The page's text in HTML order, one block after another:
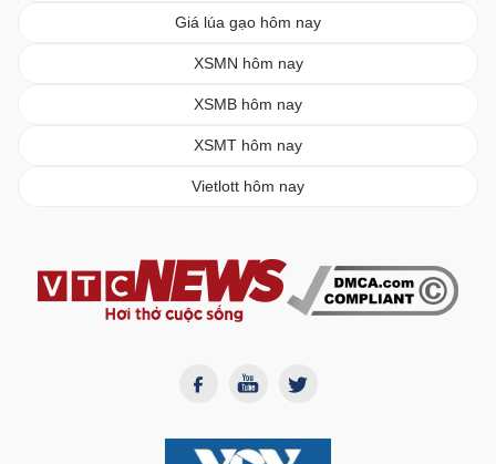
Giá lúa gạo hôm nay
XSMN hôm nay
XSMB hôm nay
XSMT hôm nay
Vietlott hôm nay